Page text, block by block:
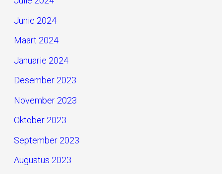
Junie 2024
Maart 2024
Januarie 2024
Desember 2023
November 2023
Oktober 2023
September 2023
Augustus 2023